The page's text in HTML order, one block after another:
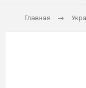
Главная